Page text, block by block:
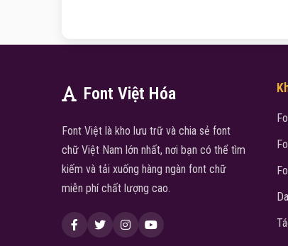
Font Việt Hóa
Font Việt là kho lưu trữ và chia sẻ font
chữ Việt Nam lớn nhất, nơi bạn có thể tìm
kiếm và tải xuống hàng ngàn font chữ
miễn phí chất lượng cao.